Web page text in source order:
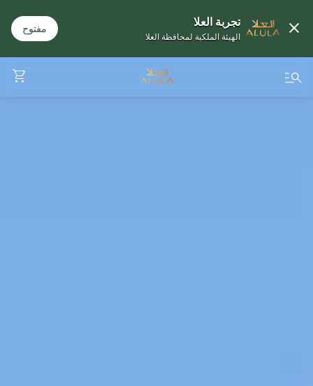
تجربة العلا
الهيئة الملكية لمحافظة العلا
مفتوح